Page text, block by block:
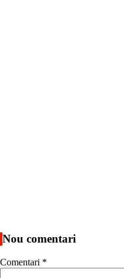
Nou comentari
Comentari *